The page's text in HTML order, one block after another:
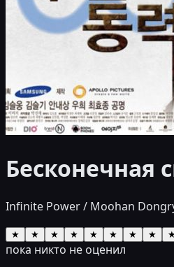
Бесконечная
Infinite Power / Moohan
★ ★ ★ ★ ★ ★ ★ ★
пока никто не оценил